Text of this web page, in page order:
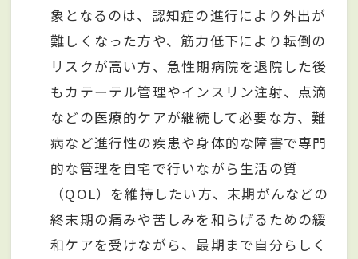
象となるのは、認知症の進行により外出が
難しくなった方や、筋力低下により転倒の
リスクが高い方、急性期病院を退院した後
もカテーテル管理やインスリン注射、点滴
などの医療的ケアが継続して必要な方、難
病など進行性の疾患や身体的な障害で専門
的な管理を自宅で行いながら生活の質
（QOL）を維持したい方、末期がんなどの
終末期の痛みや苦しみを和らげるための緩
和ケアを受けながら、最期まで自分らしく